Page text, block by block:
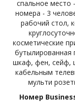
спальное место
номера - 3
рабочий стол,
косметические
бутылированная
шкаф, фен, сейф,
кабельным
мульти
Номер